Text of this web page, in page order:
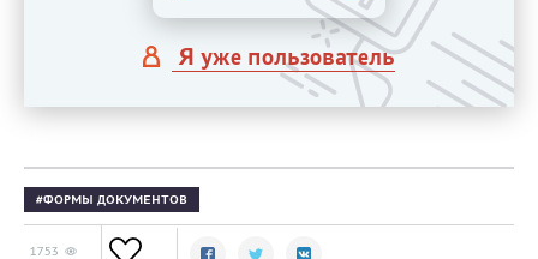
Я уже пользователь
ФОРМЫ ДОКУМЕНТОВ
1753